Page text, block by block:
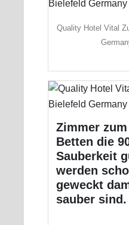
Quality Hotel Vital
Zimmer
Betten die
Sauberkeit
werden
geweckt
sauber sind.